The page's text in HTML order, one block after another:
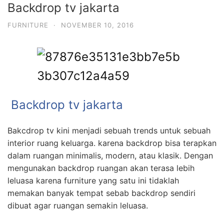
Backdrop tv jakarta
FURNITURE · NOVEMBER 10, 2016
Backdrop tv jakarta
Bakcdrop tv kini menjadi sebuah trends untuk sebuah
interior ruang keluarga. karena backdrop bisa terapkan
dalam ruangan minimalis, modern, atau klasik. Dengan
mengunakan backdrop ruangan akan terasa lebih
leluasa karena furniture yang satu ini tidaklah
memakan banyak tempat sebab backdrop sendiri
dibuat agar ruangan semakin leluasa.